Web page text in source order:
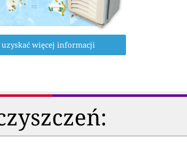
więcej informacji